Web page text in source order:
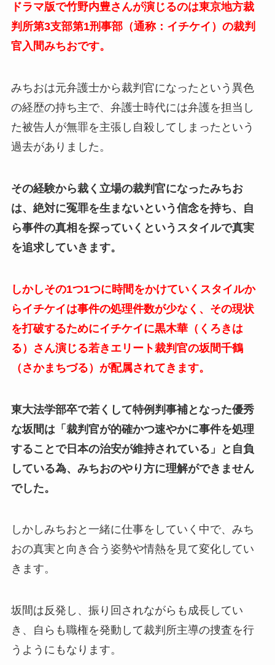
ドラマ版で竹野内豊さんが演じるのは東京地方裁
判所第3支部第1刑事部（通称：イチケイ）の裁判
官入間みちおです。
みちおは元弁護士から裁判官になったという異色
の経歴の持ち主で、弁護士時代には弁護を担当し
た被告人が無罪を主張し自殺してしまったという
過去がありました。
その経験から裁く立場の裁判官になったみちお
は、絶対に冤罪を生まないという信念を持ち、自
ら事件の真相を探っていくというスタイルで真実
を追求していきます。
しかしその1つ1つに時間をかけていくスタイルか
らイチケイは事件の処理件数が少なく、その現状
を打破するためにイチケイに黒木華（くろきは
る）さん演じる若きエリート裁判官の坂間千鶴
（さかまちづる）が配属されてきます。
東大法学部卒で若くして特例判事補となった優秀
な坂間は「裁判官が的確かつ速やかに事件を処理
することで日本の治安が維持されている」と自負
している為、みちおのやり方に理解ができません
でした。
しかしみちおと一緒に仕事をしていく中で、みち
おの真実と向き合う姿勢や情熱を見て変化してい
きます。
坂間は反発し、振り回されながらも成長してい
き、自らも職権を発動して裁判所主導の捜査を行
うようにもなります。